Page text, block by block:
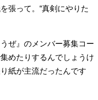
ティン
20代の現在地
美しさの哲学
張って。“真剣にやりた
ぜ』のメンバー募集コー
めたりするんでしょうけ
紙が主流だったんです